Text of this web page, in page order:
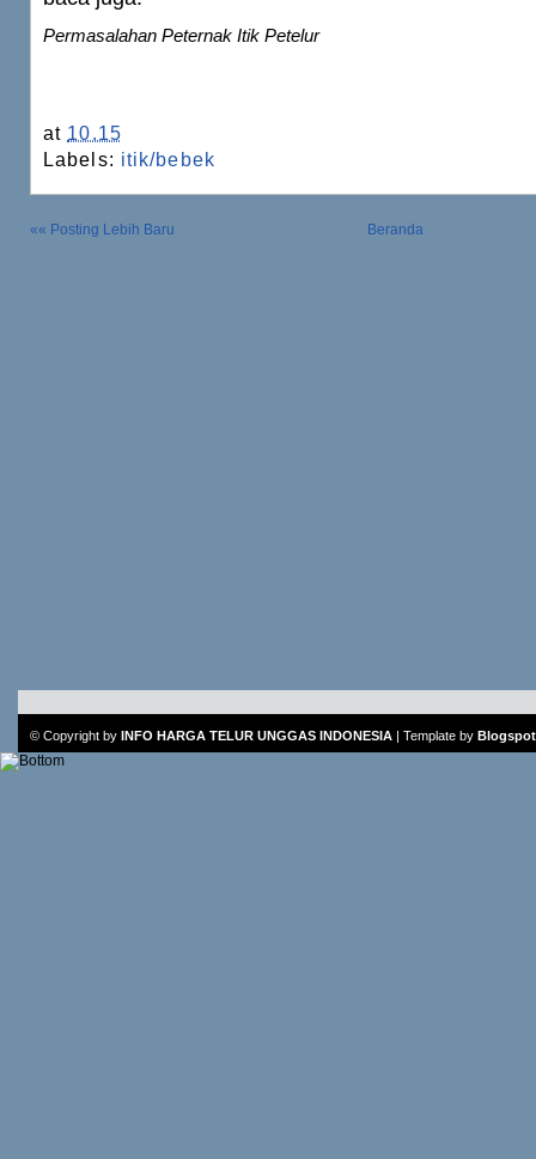
Permasalahan Peternak Itik Petelur
at 10.15
Labels: itik/bebek
«« Posting Lebih Baru Beranda
© Copyright by INFO HARGA TELUR UNGGAS INDONESIA Template by